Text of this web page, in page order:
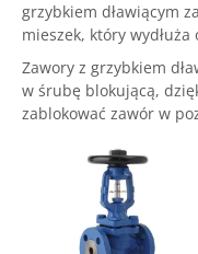
grzybkiem dławiącym
mieszek, który
Zawory z grzybkiem
w śrubę blokującą,
zablokować zawór w